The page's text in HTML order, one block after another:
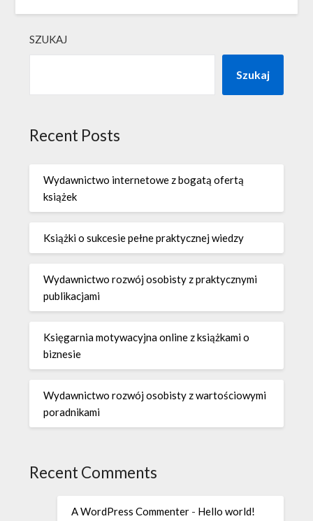
SZUKAJ
Szukaj
Recent Posts
Wydawnictwo internetowe z bogatą ofertą
książek
Książki o sukcesie pełne praktycznej wiedzy
Wydawnictwo rozwój osobisty z praktycznymi
publikacjami
Księgarnia motywacyjna online z książkami o
biznesie
Wydawnictwo rozwój osobisty z wartościowymi
poradnikami
Recent Comments
A WordPress Commenter - Hello world!